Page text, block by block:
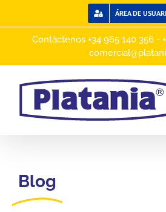
contenido
ÁREA DE
Contáctenos +34 965 140 356 -
Blog